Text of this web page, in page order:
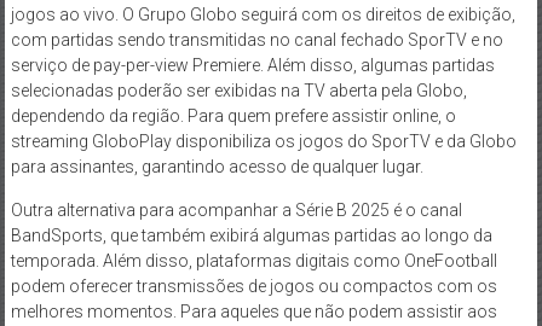
jogos ao vivo. O Grupo Globo seguirá com os direitos de exibição,
com partidas sendo transmitidas no canal fechado SporTV e no
serviço de pay-per-view Premiere. Além disso, algumas partidas
selecionadas poderão ser exibidas na TV aberta pela Globo,
dependendo da região. Para quem prefere assistir online, o
streaming GloboPlay disponibiliza os jogos do SporTV e da Globo
para assinantes, garantindo acesso de qualquer lugar.
Outra alternativa para acompanhar a Série B 2025 é o canal
BandSports, que também exibirá algumas partidas ao longo da
temporada. Além disso, plataformas digitais como OneFootball
podem oferecer transmissões de jogos ou compactos com os
melhores momentos. Para aqueles que não podem assistir aos